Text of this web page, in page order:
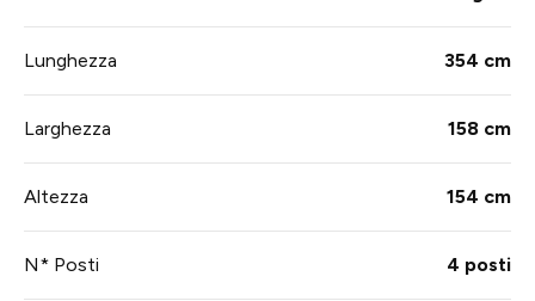
Lunghezza 354 cm
Larghezza 158 cm
Altezza 154 cm
N* Posti 4 posti